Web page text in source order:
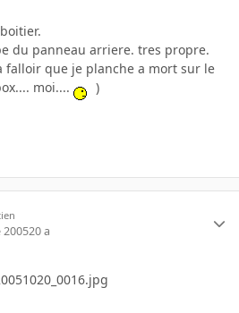
du panneau arriere. tres propre.
falloir que je planche a mort sur le
moi....
)
200520 a